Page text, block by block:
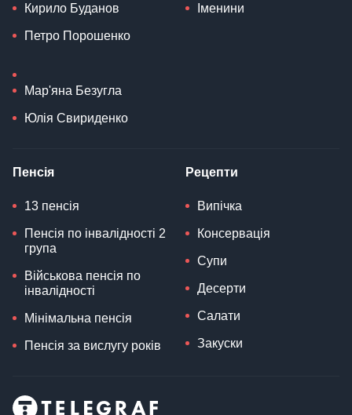
Кирило Буданов
Петро Порошенко
Мар'яна Безугла
Юлія Свириденко
Іменини
Пенсія
13 пенсія
Пенсія по інвалідності 2
група
Військова пенсія по
інвалідності
Мінімальна пенсія
Пенсія за вислугу років
Рецепти
Випічка
Консервація
Супи
Десерти
Салати
Закуски